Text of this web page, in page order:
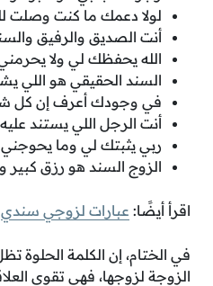
لولا دعمك ما كنت وصلت
أنت الصديق والرفيق
الله يحفظك لي ولا
السند الحقيقي هو اللي
في وجودك أعرف إن كل
أنت الرجل اللي يستند
ربي يثبتك لي وما
الزوج السند هو رزق كبير
اقرأ أيضًا: عبارات لزوجي سندي
في الختام، إن الكلمة الحلوة
الزوجة لزوجها، فهي تقوي